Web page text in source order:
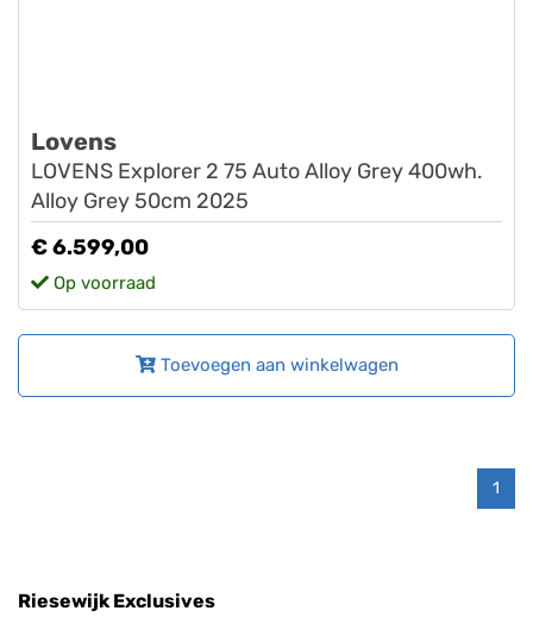
Lovens
LOVENS Explorer 2 75 Auto Alloy Grey 400wh.
Alloy Grey 50cm 2025
€ 6.599,00
Op voorraad
Toevoegen aan winkelwagen
1
Riesewijk Exclusives